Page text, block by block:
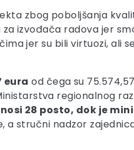
zbog poboljšanja
izvođača radova jer
jer su bili virtuozi, ali
eura od čega su
regionalnog
28 posto, dok je
a stručni nadzor